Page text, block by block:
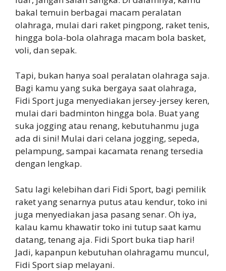
bakal temuin berbagai macam peralatan
olahraga, mulai dari raket pingpong, raket tenis,
hingga bola-bola olahraga macam bola basket,
voli, dan sepak.
Tapi, bukan hanya soal peralatan olahraga saja.
Bagi kamu yang suka bergaya saat olahraga,
Fidi Sport juga menyediakan jersey-jersey keren,
mulai dari badminton hingga bola. Buat yang
suka jogging atau renang, kebutuhanmu juga
ada di sini! Mulai dari celana jogging, sepeda,
pelampung, sampai kacamata renang tersedia
dengan lengkap.
Satu lagi kelebihan dari Fidi Sport, bagi pemilik
raket yang senarnya putus atau kendur, toko ini
juga menyediakan jasa pasang senar. Oh iya,
kalau kamu khawatir toko ini tutup saat kamu
datang, tenang aja. Fidi Sport buka tiap hari!
Jadi, kapanpun kebutuhan olahragamu muncul,
Fidi Sport siap melayani.